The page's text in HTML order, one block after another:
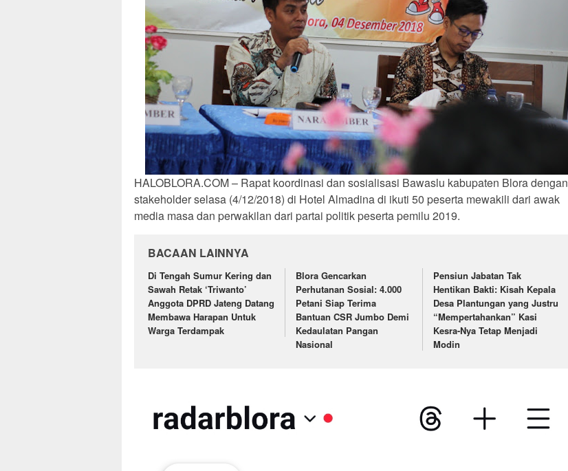
HALOBLORA.COM – Rapat koordinasi dan sosialisasi Bawaslu kabupaten Blora dengan
stakeholder selasa (4/12/2018) di Hotel Almadina di ikuti 50 peserta mewakili dari awak
media masa dan perwakilan dari partai politik peserta pemilu 2019.
BACAAN LAINNYA
Di Tengah Sumur Kering dan
Sawah Retak ‘Triwanto’
Anggota DPRD Jateng Datang
Membawa Harapan Untuk
Warga Terdampak
Blora Gencarkan
Perhutanan Sosial: 4.000
Petani Siap Terima
Bantuan CSR Jumbo Demi
Kedaulatan Pangan
Nasional
Pensiun Jabatan Tak
Hentikan Bakti: Kisah Kepala
Desa Plantungan yang Justru
“Mempertahankan” Kasi
Kesra-Nya Tetap Menjadi
Modin